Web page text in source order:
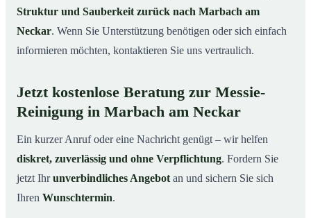
Struktur und Sauberkeit zurück nach Marbach am
Neckar. Wenn Sie Unterstützung benötigen oder sich einfach
informieren möchten, kontaktieren Sie uns vertraulich.
Jetzt kostenlose Beratung zur Messie-
Reinigung in Marbach am Neckar
Ein kurzer Anruf oder eine Nachricht genügt – wir helfen
diskret, zuverlässig und ohne Verpflichtung. Fordern Sie
jetzt Ihrunverbindliches Angebot an und sichern Sie sich
Ihren Wunschtermin.